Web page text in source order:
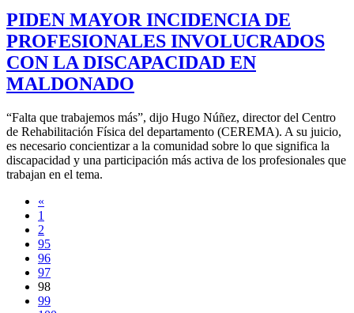
PIDEN MAYOR INCIDENCIA DE
PROFESIONALES INVOLUCRADOS
CON LA DISCAPACIDAD EN
MALDONADO
“Falta que trabajemos más”, dijo Hugo Núñez, director del Centro
de Rehabilitación Física del departamento (CEREMA). A su juicio,
es necesario concientizar a la comunidad sobre lo que significa la
discapacidad y una participación más activa de los profesionales que
trabajan en el tema.
«
1
2
95
96
97
98
99